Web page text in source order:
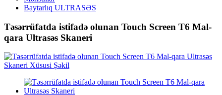
Baytarlıq ULTRASƏS
Təsərrüfatda istifadə olunan Touch Screen T6 Mal-
qara Ultrasəs Skaneri